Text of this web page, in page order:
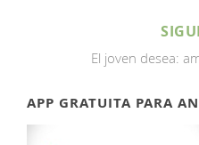
El joven desea:
APP GRATUITA PARA